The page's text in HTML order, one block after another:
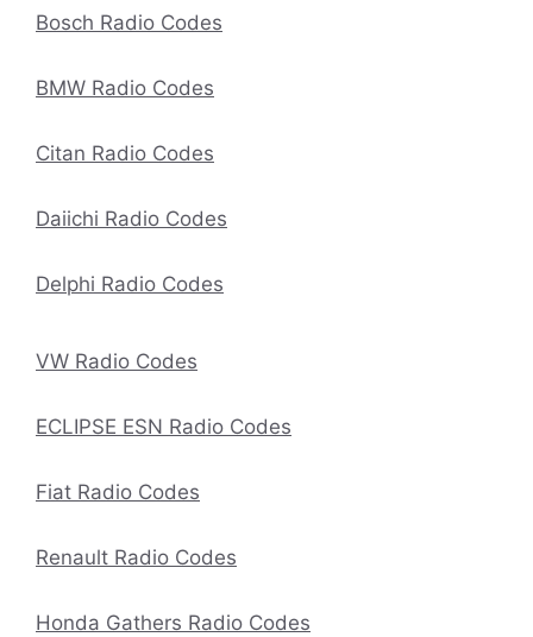
Bosch Radio Codes
BMW Radio Codes
Citan Radio Codes
Daiichi Radio Codes
Delphi Radio Codes
VW Radio Codes
ECLIPSE ESN Radio Codes
Fiat Radio Codes
Renault Radio Codes
Honda Gathers Radio Codes